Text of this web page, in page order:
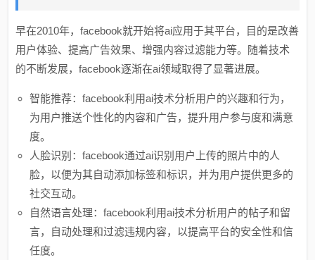
早在2010年，facebook就开始将ai应用于其平台，目的是改善
用户体验、提高广告效果、增强内容过滤能力等。随着技术
的不断发展，facebook逐渐在ai领域取得了显著进展。
智能推荐：facebook利用ai技术分析用户的兴趣和行为，
为用户推送个性化的内容和广告，提升用户参与度和满意
度。
人脸识别：facebook通过ai识别用户上传的照片中的人
脸，以便为其自动添加标签和标识，并为用户提供更多的
社交互动。
自然语言处理：facebook利用ai技术分析用户的帖子和留
言，自动处理和过滤违规内容，以提高平台的安全性和信
任度。